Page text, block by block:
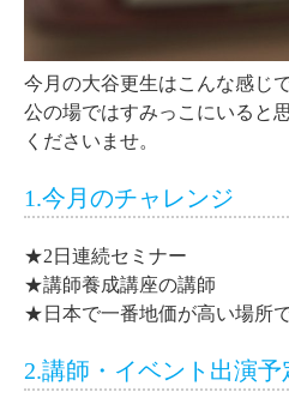
今月の大谷更生はこんな感じ
公の場ではすみっこにいると
くださいませ。
1.今月のチャレンジ
★2日連続セミナー
★講師養成講座の講師
★日本で一番地価が高い場所
2.講師・イベント出演予